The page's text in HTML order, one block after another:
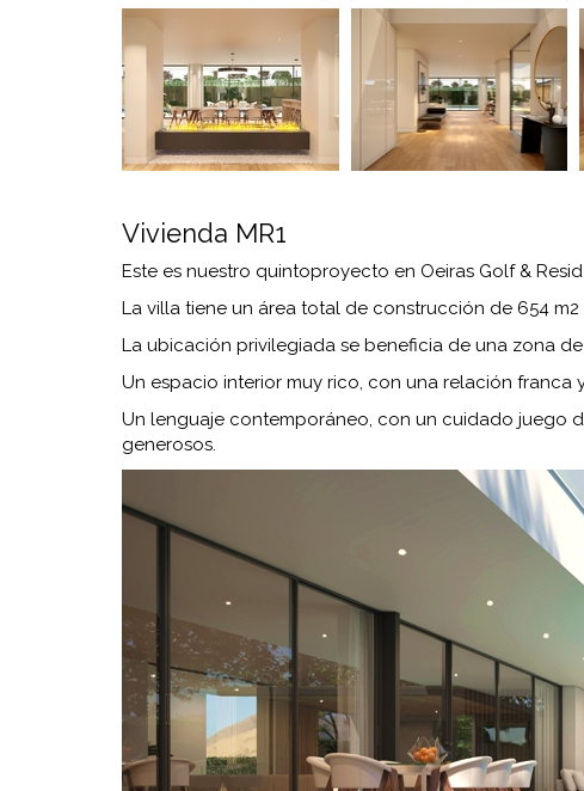
Vivienda MR1
Este es nuestro quintoproyecto en Oeiras Golf &
La villa tiene un área total de construcción de 654 m2
La ubicación privilegiada se beneficia de una zona
Un espacio interior muy rico, con una relación franca
Un lenguaje contemporáneo, con un cuidado juego
generosos.